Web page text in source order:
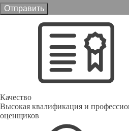
Отправить
Качество
Высокая квалификация и
оценщиков